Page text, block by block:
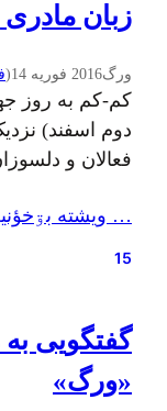
زبان
ورگ2016 فوریه 14 (
دوم اسفند)
فعالان و
وبمجی تا حد
ابتکار جالب
… ويشته
15
گفتگویی
«ورگ»